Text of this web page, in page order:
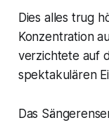
Dies alles trug
Konzentration
verzichtete auf
spektakulären
Das